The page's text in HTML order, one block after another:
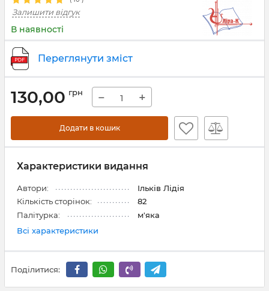
Залишити відгук
В наявності
Переглянути зміст
130,00 грн − +
Додати в кошик
Характеристики видання
Автори:
Ільків Лідія
Кількість сторінок:
82
Палітурка:
м'яка
Всі характеристики
Поділитися: